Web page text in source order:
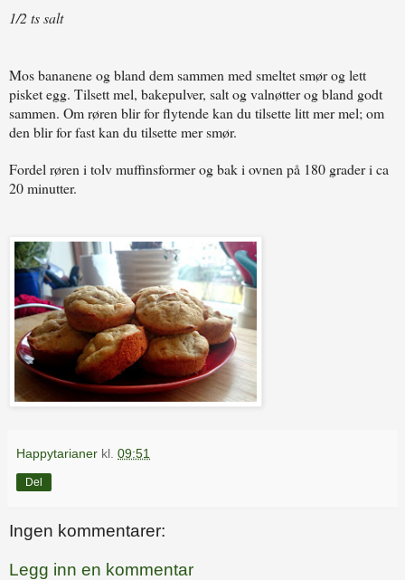
1/2 ts salt
Mos bananene og bland dem sammen med smeltet smør og lett
pisket egg. Tilsett mel, bakepulver, salt og valnøtter og bland godt
sammen. Om røren blir for flytende kan du tilsette litt mer mel; om
den blir for fast kan du tilsette mer smør.
Fordel røren i tolv muffinsformer og bak i ovnen på 180 grader i ca
20 minutter.
Happytarianer kl. 09:51
Del
Ingen kommentarer:
Legg inn en kommentar